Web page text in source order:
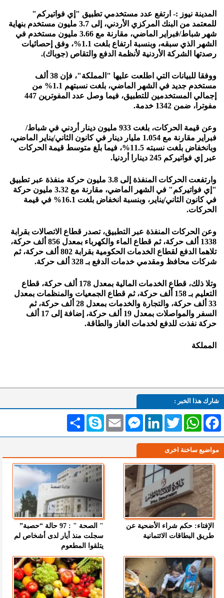
المدينة نيوز :- ارتفع عدد مستخدمي تطبيق "إي فواتيركم"
للمعتمد من البنك المركزي الأردني، إلى 3.7 مليون مستخدم بنهاية
شهر شباط/فبراير الماضي، مقارنة مع 3.66 مليون مستخدم في
الشهر الذي سبقه، وبنسبة ارتفاع بلغت 1.1%، وفق إحصائيات
رصدتها الشركة الأردنية لأنظمة الدفع والتقاص (جوباك).
ووفقا للبيانات التي اطلعت عليها "المملكة"، فإن 38 ألف
مستخدم جديد في الشهر الماضي، بلغت نسبتهم 1.1% من
إجمالي المستخدمين للتطبيق، فيما وصل عدد المفوترين 447
مفوترا، ضمن 1342 خدمة.
وعن قيمة الحركات، بلغت 933 مليون دينار أردني في شباط/
فبراير مقارنة مع 1.054 مليار دينار في كانون الثاني/يناير الماضي،
وبانخفاض بلغت نسبته 11.5%، فيما بلغ متوسط قيمة الحركات
عبر إي فواتيركم 245 دينارا أردنيا.
وارتفعت الحركات المنفذة إلى 3.8 مليون حركة منفذة عبر تطبيق
"إي فواتيركم" في الشهر الماضي، مقارنة مع 3.32 مليون حركة
في كانون الثاني/يناير، وبنسبة انخفاض بلغت 16.1% في قيمة
الحركات.
وعن الحركات المنفذة عبر التطبيق، تصدر قطاع الاتصالات بقرابة
1338 ألف حركة، ثم قطاع الماء والكهرباء بمعدل 856 ألف حركة،
تلاهما الدفع لقطاع الخدمات الحكومية بقرابة 802 ألف حركة، ثم
شركات محافظ ومقدمي خدمات الدفع بـ 328 ألف حركة.
وتلا ذلك، قطاع الخدمات المالية بمعدل 178 ألف حركة، قطاع
التعليم بـ 158 ألف حركة، ثم قطاع الجمعيات والمنظمات بمعدل
33 ألف حركة، والتجارة والخدمات بمعدل 28 ألف حركة، ثم
السفر والمواصلات بمعدل 19 ألف حركة، إضافة إلى 17 ألف
حركة نفذت للدفع لخدمات الغاز والطاقة.
المملكة
شارك هذا الخبر :
انشر Skype Email
MessengerLinkedInTwitterWhatsAppFacebook
مواضيع ساخنة اخرى
الإفتاء: حكم شراء الأضحية عن
طريق البطاقات الائتمانية
" الصحة " : 97 حالة “حصبة”
سجلت منذ أيار لدى أشخاص لم
يتلقوا المطعوم